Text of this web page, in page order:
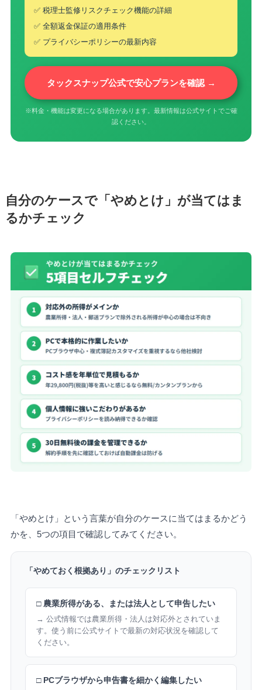
✅ 税理士監修リスクチェック機能の詳細
✅ 全額返金保証の適用条件
✅ プライバシーポリシーの最新内容
タックスナップ公式で安心プランを確認 →
※料金・機能は変更になる場合があります。最新情報は公式サイトでご確
認ください。
自分のケースで「やめとけ」が当てはま
るかチェック
「やめとけ」という言葉が自分のケースに当てはまるかどう
かを、5つの項目で確認してみてください。
「やめておく根拠あり」のチェックリスト
□ 農業所得がある、または法人として申告したい
→ 公式情報では農業所得・法人は対応外とされていま
す。使う前に公式サイトで最新の対応状況を確認して
ください。
□ PCブラウザから申告書を細かく編集したい